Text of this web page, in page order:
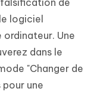
logiciel
ordinateur. Une
dans le
"Changer de
une